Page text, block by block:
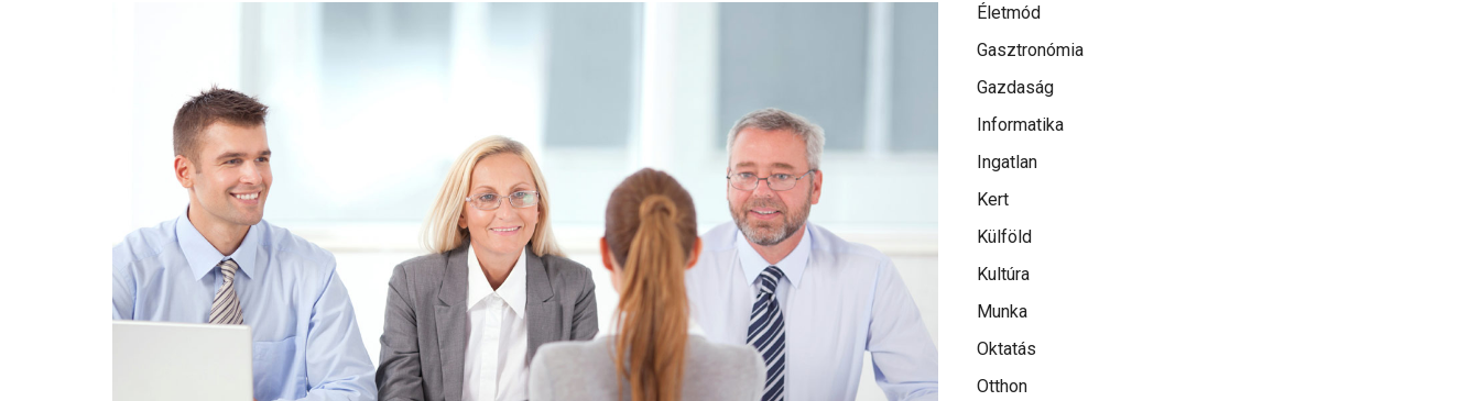
Életmód
Gasztronómia
Gazdaság
Informatika
Ingatlan
Kert
Külföld
Kultúra
Munka
Oktatás
Otthon